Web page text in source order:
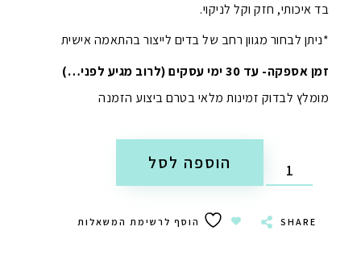
בד איכותי, חזק וקל לניקוי.
*ניתן לבחור מגוון רחב של בדים לייצור בהתאמה אישית
זמן אספקה- עד 30 ימי עסקים (לרוב מגיע לפני…)
מומלץ לבדוק זמינות מלאי בטרם ביצוע הזמנה
הוספה לסל
SHARE הוסף לרשימת המשאלות